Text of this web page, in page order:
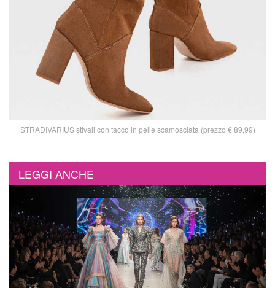
STRADIVARIUS stivali con tacco in pelle scamosciata (prezzo € 89,99)
LEGGI ANCHE